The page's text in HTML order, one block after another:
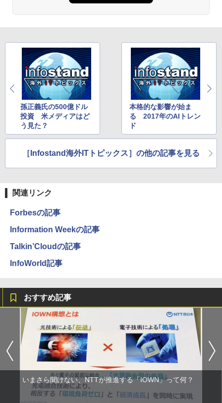
孫正義氏の500億ドル
投資 米メディアはど
う見た？
本格的な影響が始ま
る 2017年のAIトレン
ド
［Infostand海外ITトピックス］の他の記事を見る
関連リンク
Forbesの記事
Information Weekの記事
Talkin’Cloudの記事
InfoWorld記事
おすすめ記事
いまさら聞けない、NTTが推進する「IOWN」って何？